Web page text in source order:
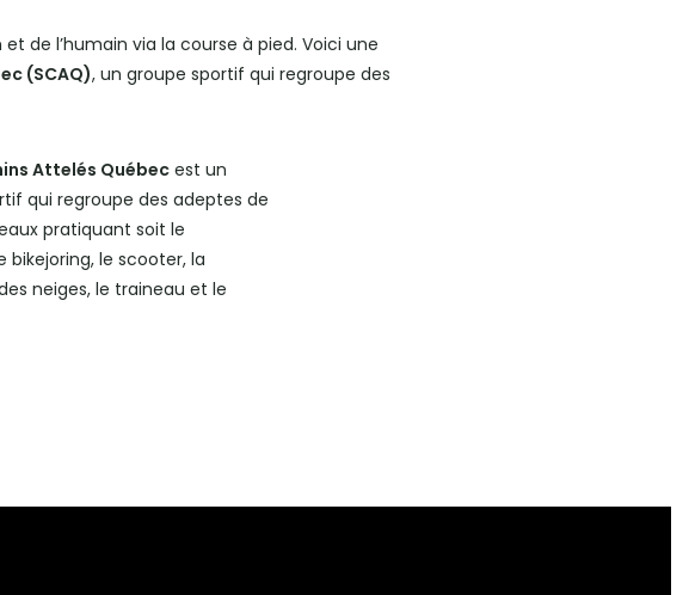
de l’humain via la course à pied. Voici une
(SCAQ), un groupe sportif qui regroupe des
Attelés Québecest un
qui regroupe des adeptes de
pratiquant soit le
bikejoring, le scooter, la
neiges, le traineau et le